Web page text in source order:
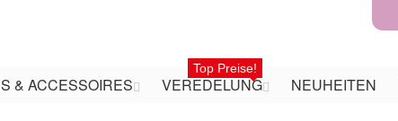
& ACCESSOIRES VEREDELUNG
Top Preise!
NEUHEITEN